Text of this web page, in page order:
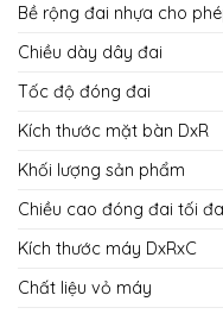
Bề rộng đai nhựa cho
Chiều dày dây đai
Tốc độ đóng đai
Kích thước mặt bàn DxR
Khối lượng sản phẩm
Chiều cao đóng đai tối đa
Kích thước máy DxRxC
Chất liệu vỏ máy